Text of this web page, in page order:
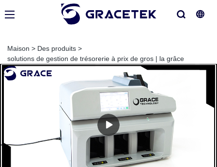
Maison > Des produits >
solutions de gestion de trésorerie à prix de gros | la grâce